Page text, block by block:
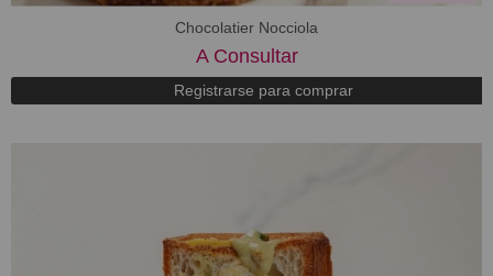
Chocolatier Nocciola
A Consultar
Registrarse para comprar